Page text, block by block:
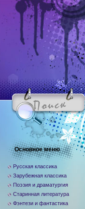
Основное меню
Русская классика
Зарубежная классика
Поэзия и драматургия
Старинная литература
Фэнтези и фантастика